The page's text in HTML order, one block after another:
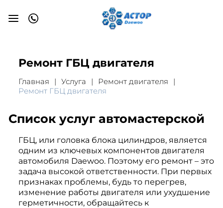
Ремонт ГБЦ двигателя
Главная Услуга
Ремонт двигателя
Ремонт ГБЦ двигателя
Список услуг автомастерской
ГБЦ, или головка блока цилиндров, является
одним из ключевых компонентов двигателя
автомобиля Daewoo. Поэтому его ремонт – это
задача высокой ответственности. При первых
признаках проблемы, будь то перегрев,
изменение работы двигателя или ухудшение
герметичности, обращайтесь к